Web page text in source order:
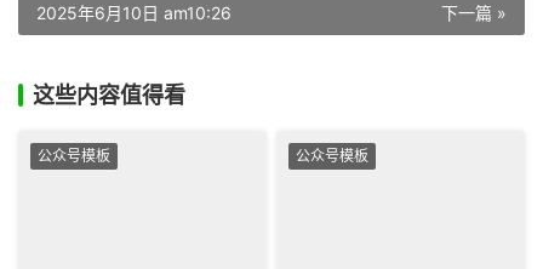
下一篇 »
2025年6月10日 am10:26
这些内容值得看
公众号模板 公众号模板